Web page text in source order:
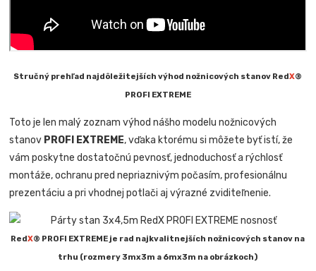
Stručný prehľad najdôležitejších výhod nožnicových stanov RedX®
PROFI EXTREME
Toto je len malý zoznam výhod nášho modelu nožnicových
stanov PROFI EXTREME, vďaka ktorému si môžete byť istí, že
vám poskytne dostatočnú pevnosť, jednoduchosť a rýchlosť
montáže, ochranu pred nepriaznivým počasím, profesionálnu
prezentáciu a pri vhodnej potlači aj výrazné zviditeľnenie.
RedX® PROFI EXTREME je rad najkvalitnejších nožnicových stanov na
trhu (rozmery 3mx3m a 6mx3m na obrázkoch)